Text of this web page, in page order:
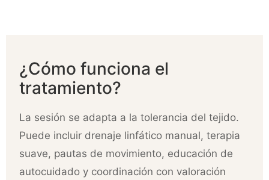
¿Cómo funciona el
tratamiento?
La sesión se adapta a la tolerancia del tejido.
Puede incluir drenaje linfático manual, terapia
suave, pautas de movimiento, educación de
autocuidado y coordinación con valoración